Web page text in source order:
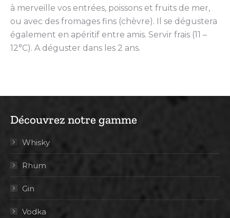
à merveille vos entrées, poissons et fruits de mer,
ou avec des fromages fins (chèvre). Il se dégustera
également en apéritif entre amis. Servir frais (11 –
12°C). A déguster dans les 2 ans.
Découvrez notre gamme
Whisky
Rhum
Gin
Vodka